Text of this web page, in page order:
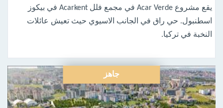
يقع مشروع Acar Verde في مجمع فلل Acarkent في بيكوز
اسطنبول. حي راق في الجانب الاسيوي حيث تعيش عائلات
النخبة في تركيا.
جاهز